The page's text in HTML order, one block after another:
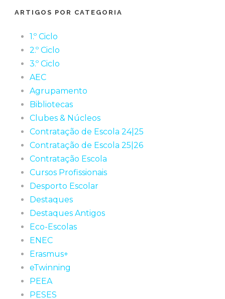
ARTIGOS POR CATEGORIA
1.º Ciclo
2.º Ciclo
3.º Ciclo
AEC
Agrupamento
Bibliotecas
Clubes & Núcleos
Contratação de Escola 24|25
Contratação de Escola 25|26
Contratação Escola
Cursos Profissionais
Desporto Escolar
Destaques
Destaques Antigos
Eco-Escolas
ENEC
Erasmus+
eTwinning
PEEA
PESES